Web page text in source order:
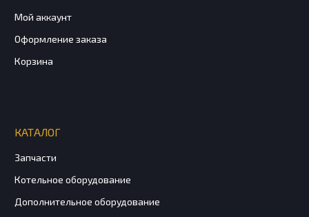
Мой аккаунт
Оформление заказа
Корзина
КАТАЛОГ
Запчасти
Котельное оборудование
Дополнительное оборудование